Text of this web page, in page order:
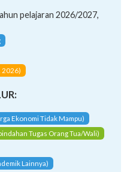
pelajaran 2026/2027,
2026)
Ekonomi Tidak Mampu)
Tugas Orang Tua/Wali)
Lainnya)